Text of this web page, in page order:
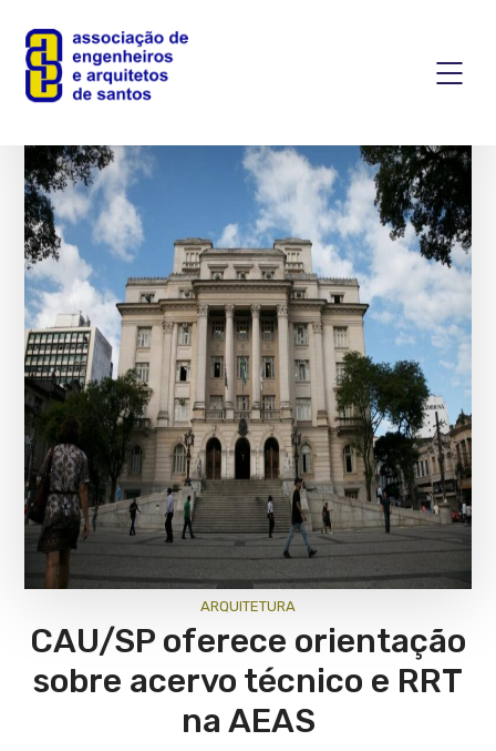
ARQUITETURA
CAU/SP oferece orientação
sobre acervo técnico e RRT
na AEAS